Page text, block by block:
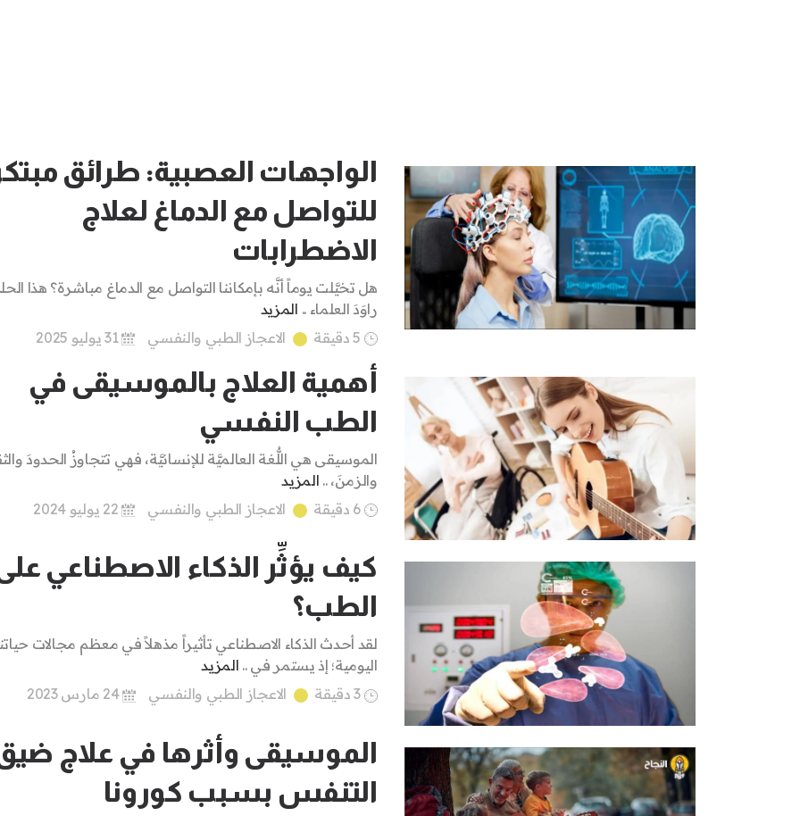
الواجهات العصبية: طرائق
للتواصل مع الدماغ لعلاج
الاضطرابات
هل تخيَّلت يوماً أنَّه بإمكاننا التواصل مع الدماغ مباشرة؟ هذا
راوَدَ العلماء .. المزيد
5 دقيقة
الاعجاز الطبي والنفسي 31 يوليو 2025
أهمية العلاج بالموسيقى في
الطب النفسي
الموسيقى هي اللُّغة العالميَّة للإنسانيَّة، فهي تتجاوزُ الحدودَ
والزمنَ، .. المزيد
6 دقيقة
الاعجاز الطبي والنفسي
كيف يؤثِّر الذكاء الاصطناعي
الطب؟
لقد أحدث الذكاء الاصطناعي تأثيراً مذهلاً في معظم مجالات
اليومية؛ إذ يستمر في .. المزيد
3 دقيقة
الاعجاز الطبي والنفسي 24 مارس 2023
الموسيقى وأثرها في علاج
التنفس بسبب كورونا